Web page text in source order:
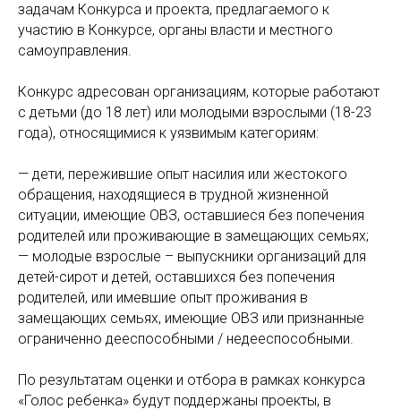
задачам Конкурса и проекта, предлагаемого к
участию в Конкурсе, органы власти и местного
самоуправления.
Конкурс адресован организациям, которые работают
с детьми (до 18 лет) или молодыми взрослыми (18-23
года), относящимися к уязвимым категориям:
— дети, пережившие опыт насилия или жестокого
обращения, находящиеся в трудной жизненной
ситуации, имеющие ОВЗ, оставшиеся без попечения
родителей или проживающие в замещающих семьях;
— молодые взрослые – выпускники организаций для
детей-сирот и детей, оставшихся без попечения
родителей, или имевшие опыт проживания в
замещающих семьях, имеющие ОВЗ или признанные
ограниченно дееспособными / недееспособными.
По результатам оценки и отбора в рамках конкурса
«Голос ребенка» будут поддержаны проекты, в